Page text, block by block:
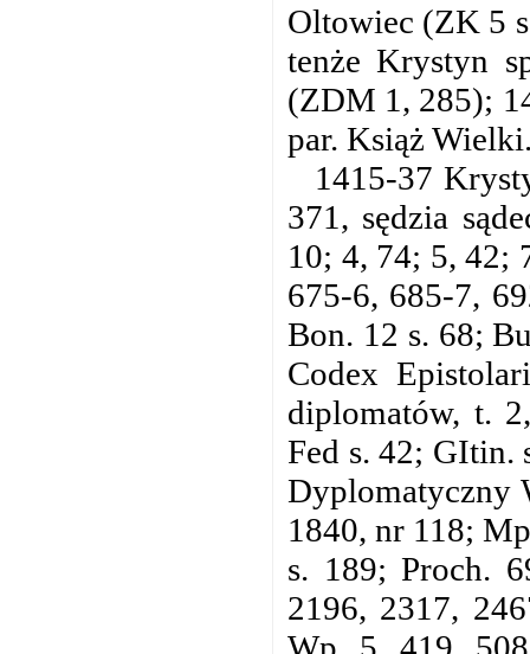
Oltowiec (ZK 5
tenże Krystyn
(ZDM 1, 285);
par. Książ
1415-37
371, sędzia
10; 4, 74; 5, 42;
675-6, 685-7,
Bon. 12 s. 68;
Codex
diplomatów, t.
Fed s. 42;
Dyplomatyczny
1840, nr 118;
s. 189; Proch.
2196, 2317,